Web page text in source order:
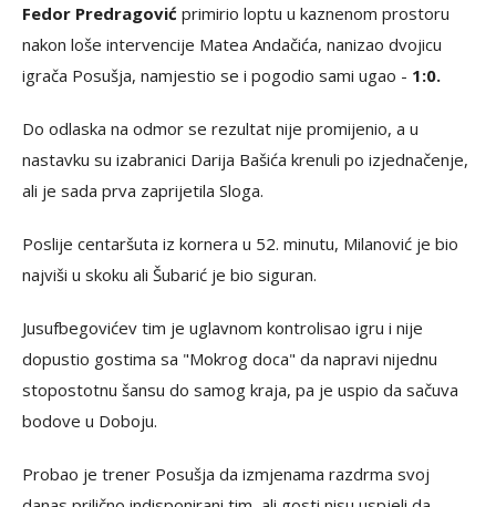
Fedor Predragović primirio loptu u kaznenom prostoru
nakon loše intervencije Matea Andačića, nanizao dvojicu
igrača Posušja, namjestio se i pogodio sami ugao - 1:0.
Do odlaska na odmor se rezultat nije promijenio, a u
nastavku su izabranici Darija Bašića krenuli po izjednačenje,
ali je sada prva zaprijetila Sloga.
Poslije centaršuta iz kornera u 52. minutu, Milanović je bio
najviši u skoku ali Šubarić je bio siguran.
Jusufbegovićev tim je uglavnom kontrolisao igru i nije
dopustio gostima sa "Mokrog doca" da napravi nijednu
stopostotnu šansu do samog kraja, pa je uspio da sačuva
bodove u Doboju.
Probao je trener Posušja da izmjenama razdrma svoj